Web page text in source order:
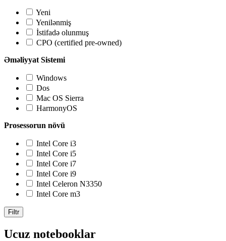
Yeni
Yenilənmiş
İstifadə olunmuş
CPO (certified pre-owned)
Əməliyyat Sistemi
Windows
Dos
Mac OS Sierra
HarmonyOS
Prosessorun növü
Intel Core i3
Intel Core i5
Intel Core i7
Intel Core i9
Intel Celeron N3350
Intel Core m3
Filtr
Ucuz notebooklar